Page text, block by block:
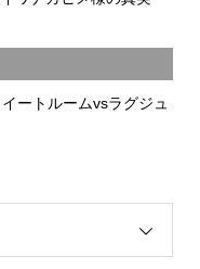
ートルームvsラグジュ